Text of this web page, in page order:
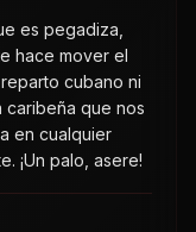
es pegadiza,
hace mover el
cubano ni
caribeña que nos
en cualquier
¡Un palo, asere!